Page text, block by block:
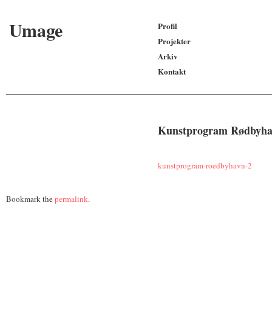
Umage
Profil
Projekter
Arkiv
Kontakt
Kunstprogram
kunstprogram-roedbyhavn-2
Bookmark thepermalink.